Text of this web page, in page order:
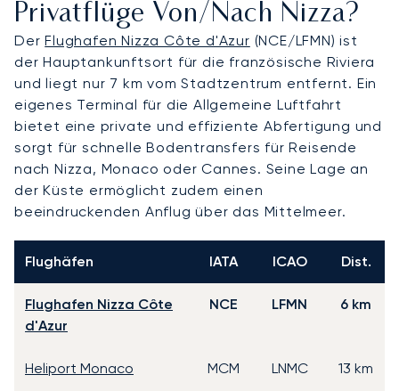
Privatflüge Von/nach Nizza?
DerFlughafen Nizza Côte d'Azur (NCE/LFMN) ist
der Hauptankunftsort für die französische Riviera
und liegt nur 7 km vom Stadtzentrum entfernt. Ein
eigenes Terminal für die Allgemeine Luftfahrt
bietet eine private und effiziente Abfertigung und
sorgt für schnelle Bodentransfers für Reisende
nach Nizza, Monaco oder Cannes. Seine Lage an
der Küste ermöglicht zudem einen
beeindruckenden Anflug über das Mittelmeer.
Flughäfen IATA ICAO Dist.
Flughafen Nizza Côte
d'Azur
NCE LFMN 6 km
Heliport Monaco MCM LNMC 13 km